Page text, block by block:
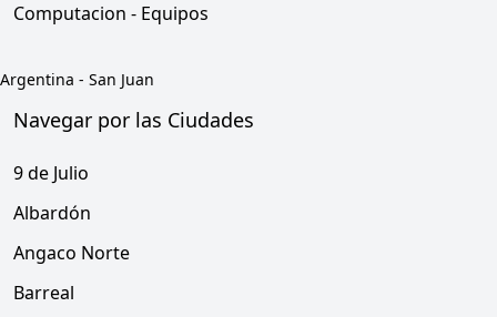
Computacion - Equipos
Argentina - San Juan
Navegar por las Ciudades
9 de Julio
Albardón
Angaco Norte
Barreal